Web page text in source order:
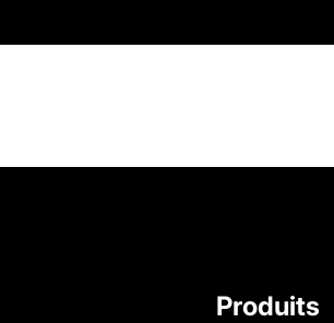
Produits